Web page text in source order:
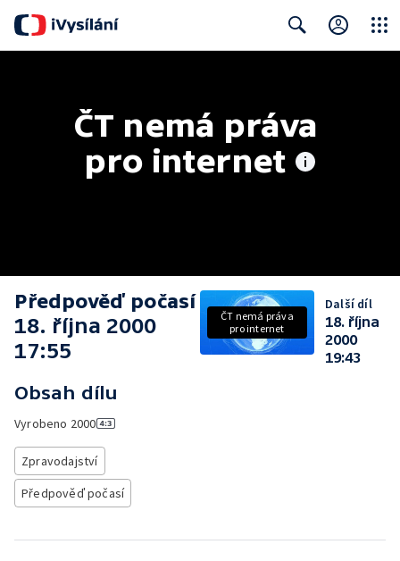
ČT nemá práva
pro internet
Předpověď počasí
18. října 2000
17:55
Obsah dílu
Vyrobeno 2000
Zpravodajství
Předpověď počasí
ČT nemá práva
pro internet
Další díl
18. října
2000
19:43